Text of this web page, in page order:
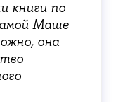
книги по
Маше
она